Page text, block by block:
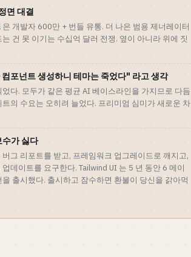
면 대결
개발자 600만 + 번들 유통. 더 나은 범용 제너레이터
는 건 못 이기는 수십억 달러 전쟁. 옆이 아니라 위에 짓
포넌트 생성하니 테마는 죽었다" 라고 생각
었다. 모두가 같은 평균 AI 베이스라인을 가지므로 다듬
트의 수요는 오히려 늘었다. 프리미엄 심미가 새로운 차
수가 싫다
버그 리포트를 받고, 프레임워크 업그레이드로 깨지고,
업데이트를 요구한다. Tailwind UI 는 5 년 동안 6 메이
을 출시했다. 출시하고 잠수하면 환불이 당신을 갉아먹